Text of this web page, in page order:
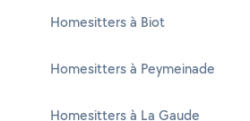
Homesitters à Biot
Homesitters à Peymeinade
Homesitters à La Gaude